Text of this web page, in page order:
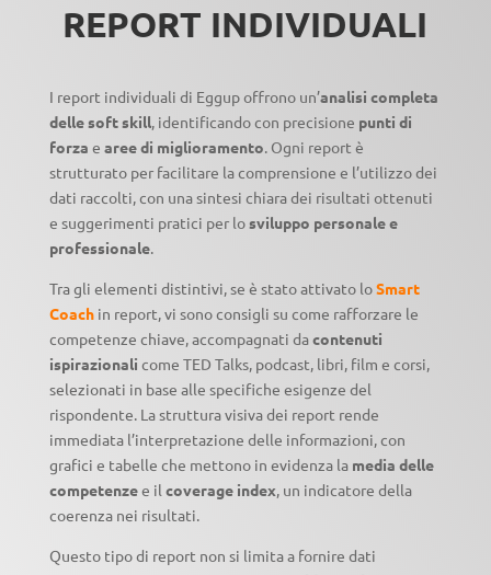
REPORT INDIVIDUALI
I report individuali di Eggup offrono un’analisi completa
delle soft skill, identificando con precisione punti di
forza e aree di miglioramento . Ogni report è
strutturato per facilitare la comprensione e l’utilizzo dei
dati raccolti, con una sintesi chiara dei risultati ottenuti
e suggerimenti pratici per losviluppo personale e
professionale.
Tra gli elementi distintivi, se è stato attivato loSmart
Coachin report, vi sono consigli su come rafforzare le
competenze chiave, accompagnati dacontenuti
ispirazionali come TED Talks, podcast, libri, film e corsi,
selezionati in base alle specifiche esigenze del
rispondente. La struttura visiva dei report rende
immediata l’interpretazione delle informazioni, con
grafici e tabelle che mettono in evidenza la media delle
competenzee il coverage index , un indicatore della
coerenza nei risultati.
Questo tipo di report non si limita a fornire dati